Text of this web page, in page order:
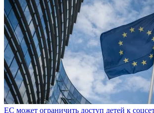
ЕС может ограничить доступ детей к